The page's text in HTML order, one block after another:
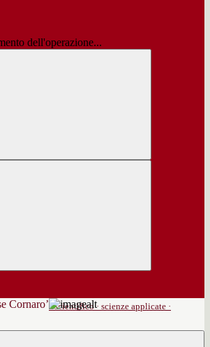
dell'operazione...
scientifico · scienze applicate ·